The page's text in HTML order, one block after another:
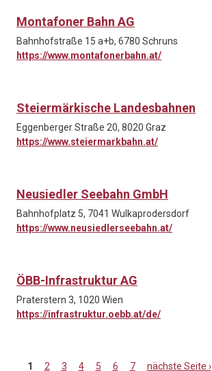
Montafoner Bahn AG
Bahnhofstraße 15 a+b, 6780 Schruns
https://www.montafonerbahn.at/
Steiermärkische Landesbahnen
Eggenberger Straße 20, 8020 Graz
https://www.steiermarkbahn.at/
Neusiedler Seebahn GmbH
Bahnhofplatz 5, 7041 Wulkaprodersdorf
https://www.neusiedlerseebahn.at/
ÖBB-Infrastruktur AG
Praterstern 3, 1020 Wien
https://infrastruktur.oebb.at/de/
1 2 3 4 5 6 7 nächste Seite ›